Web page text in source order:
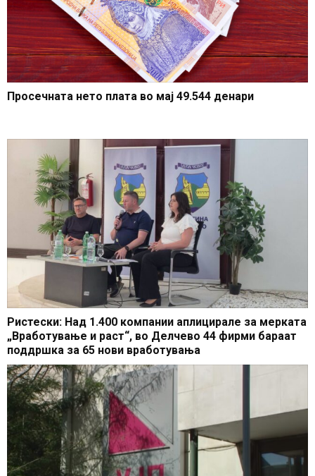
Просечната нето плата во мај 49.544 денари
Ристески: Над 1.400 компании аплицирале за мерката
„Вработување и раст“, во Делчево 44 фирми бараат
поддршка за 65 нови вработувања